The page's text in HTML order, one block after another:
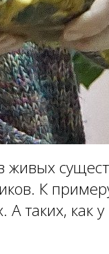
живых
К
таких, как